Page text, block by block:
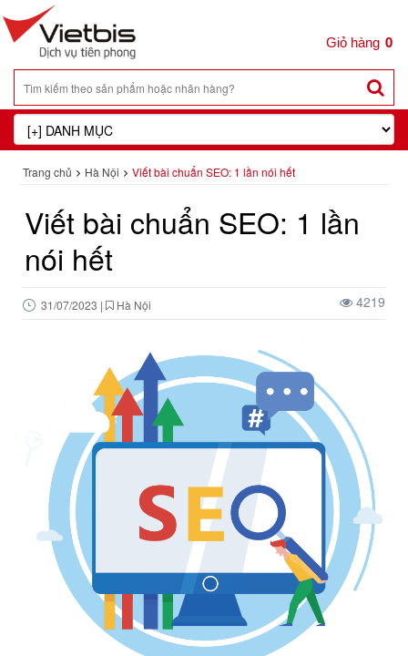
0
Trang chủ Hà Nội Viết bài chuẩn SEO: 1 lần nói hết
Viết bài chuẩn SEO: 1 lần
nói hết
31/07/2023 | Hà Nội 4219